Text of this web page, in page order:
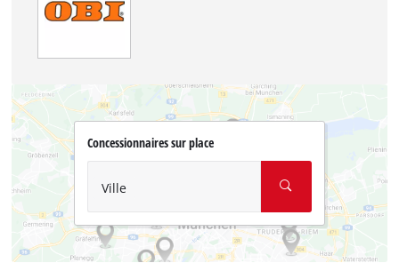
Concessionnaires sur place
Ville